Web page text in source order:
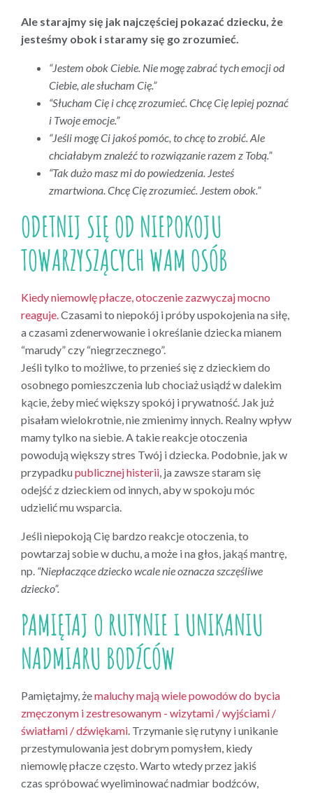
Ale starajmy się jak najczęściej pokazać dziecku, że
jesteśmy obok i staramy się go zrozumieć.
“Jestem obok Ciebie. Nie mogę zabrać tych emocji od
Ciebie, ale słucham Cię.”
“Słucham Cię i chcę zrozumieć. Chcę Cię lepiej poznać
i Twoje emocje.”
“Jeśli mogę Ci jakoś pomóc, to chcę to zrobić. Ale
chciałabym znaleźć to rozwiązanie razem z Tobą.”
“Tak dużo masz mi do powiedzenia. Jesteś
zmartwiona. Chcę Cię zrozumieć. Jestem obok.”
ODETNIJ SIĘ OD NIEPOKOJU
TOWARZYSZĄCYCH WAM OSÓB
Kiedy niemowlę płacze, otoczenie zazwyczaj mocno
reaguje.Czasami to niepokój i próby uspokojenia na siłę,
a czasami zdenerwowanie i określanie dziecka mianem
“marudy” czy “niegrzecznego”.
Jeśli tylko to możliwe, to przenieś się z dzieckiem do
osobnego pomieszczenia lub chociaż usiądź w dalekim
kącie, żeby mieć większy spokój i prywatność. Jak już
pisałam wielokrotnie, nie zmienimy innych. Realny wpływ
mamy tylko na siebie. A takie reakcje otoczenia
powodują większy stres Twój i dziecka. Podobnie, jak w
przypadkupublicznej histerii, ja zawsze staram się
odejść z dzieckiem od innych, aby w spokoju móc
udzielić mu wsparcia.
Jeśli niepokoją Cię bardzo reakcje otoczenia, to
powtarzaj sobie w duchu, a może i na głos, jakąś mantrę,
np. “Niepłaczące dziecko wcale nie oznacza szczęśliwe
dziecko”.
PAMIĘTAJ O RUTYNIE I UNIKANIU
NADMIARU BODŹCÓW
Pamiętajmy, żemaluchy mają wiele powodów do bycia
zmęczonym i zestresowanym - wizytami / wyjściami /
światłami / dźwiękami. Trzymanie się rutyny i unikanie
przestymulowania jest dobrym pomysłem, kiedy
niemowlę płacze często. Warto wtedy przez jakiś
czas spróbować wyeliminować nadmiar bodźców,